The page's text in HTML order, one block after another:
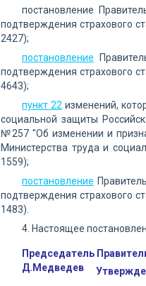
постановление
подтверждения страхового
2427);
постановление
подтверждения страхового
4643);
пункт 22 изменений,
социальной защиты
№257 "Об изменении и
Министерства труда и
1559);
постановление
подтверждения страхового
1483).
4. Настоящее
Председатель
Д.Медведев